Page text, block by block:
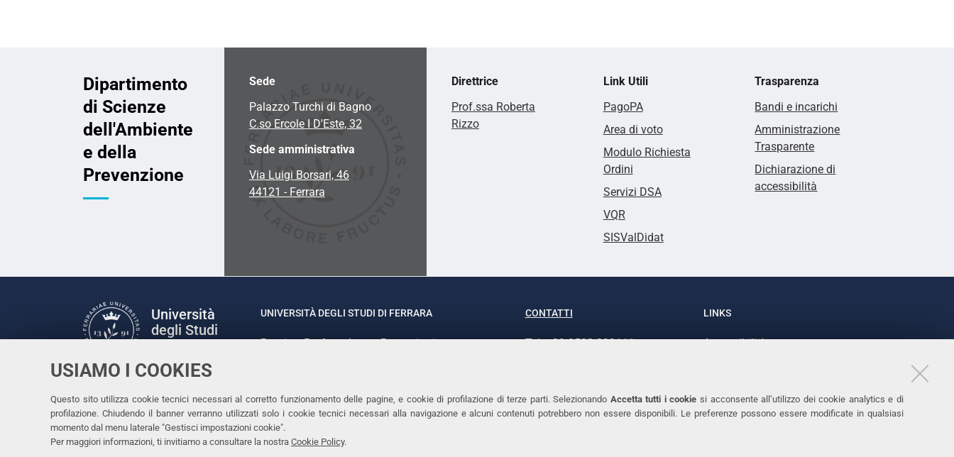
USIAMO I COOKIES
Questo sito utilizza cookie tecnici necessari al corretto funzionamento delle pagine, e cookie di profilazione di terze parti. Selezionando Accetta tutti i cookie si acconsente all’utilizzo dei cookie analytics e di
profilazione. Chiudendo il banner verranno utilizzati solo i cookie tecnici necessari alla navigazione e alcuni contenuti potrebbero non essere disponibili. Le preferenze possono essere modificate in qualsiasi
momento dal menu laterale "Gestisci impostazioni cookie".
Per maggiori informazioni, ti invitiamo a consultare la nostra Cookie Policy.
Dipartimento
di Scienze
dell'Ambiente
e della
Prevenzione
Sede
Palazzo Turchi di Bagno
C.so Ercole I D'Este, 32
Sede amministrativa
Via Luigi Borsari, 46
44121 - Ferrara
Direttrice
Prof.ssa Roberta
Rizzo
Link Utili
PagoPA
Area di voto
Modulo Richiesta
Ordini
Servizi DSA
VQR
SISValDidat
Trasparenza
Bandi e incarichi
Amministrazione
Trasparente
Dichiarazione di
accessibilità
Università
degli Studi
Facebook
LinkedinInstagram
Youtube
UNIVERSITÀ DEGLI STUDI DI FERRARA
Rettrice: Prof.ssa Laura Ramaciotti
CONTATTI
Tel. +39 0532 293111
LINKS
Accessibilità
Cookies